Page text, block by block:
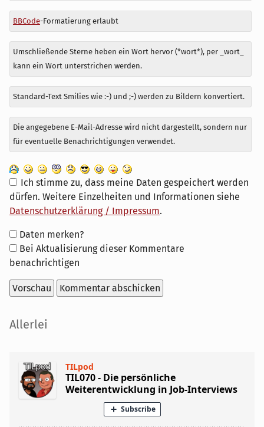
BBCode-Formatierung erlaubt
Umschließende Sterne heben ein Wort hervor (*wort*), per _wort_
kann ein Wort unterstrichen werden.
Standard-Text Smilies wie :-) und ;-) werden zu Bildern konvertiert.
Die angegebene E-Mail-Adresse wird nicht dargestellt, sondern nur
für eventuelle Benachrichtigungen verwendet.
Ich stimme zu, dass meine Daten gespeichert werden
dürfen. Weitere Einzelheiten und Informationen siehe
Datenschutzerklärung / Impressum.
Formular-
Optionen
Daten merken?
Bei Aktualisierung dieser Kommentare
benachrichtigen
Seitenleiste
Allerlei